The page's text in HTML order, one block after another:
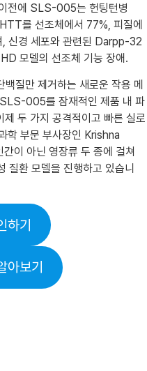
전에 SLS-005는 헌팅턴병
를 선조체에서 77%, 피질에
신경 세포와 관련된 Darpp-32
모델의 선조체 기능 장애.
질만 제거하는 새로운 작용 메
005를 잠재적인 제품 내 파
두 가지 공격적이고 빠른 실로
학 부문 부사장인 Krishna
이 아닌 영장류 두 종에 걸쳐
질환 모델을 진행하고 있습니
하기
아보기